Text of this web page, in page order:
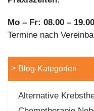
Mo – Fr: 08.00 –
Termine nach
Blog-Kategorien
Alternative